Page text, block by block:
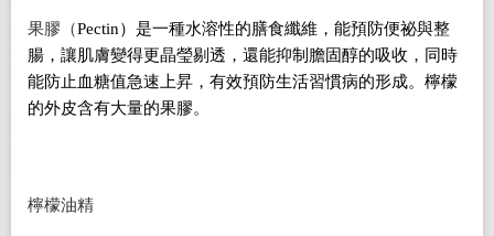
果膠（Pectin）是一種水溶性的膳食纖維，能預防便祕與整
腸，讓肌膚變得更晶瑩剔透，還能抑制膽固醇的吸收，同時
能防止血糖值急速上昇，有效預防生活習慣病的形成。檸檬
的外皮含有大量的果膠。
檸檬油精